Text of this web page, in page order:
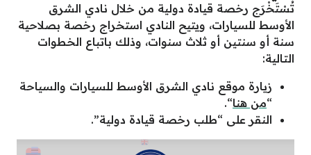
تُسْتَخْرَج رخصة قيادة دولية من خلال نادي الشرق
الأوسط للسيارات، ويتيح النادي استخراج رخصة بصلاحية
سنة أو سنتين أو ثلاث سنوات، وذلك باتباع الخطوات
التالية:
زيارة موقع نادي الشرق الأوسط للسيارات والسياحة
“من هنا“.
النقر على “طلب رخصة قيادة دولية”.